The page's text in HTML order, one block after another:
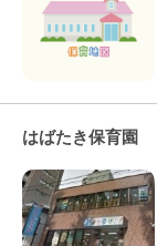
はばたき保育園